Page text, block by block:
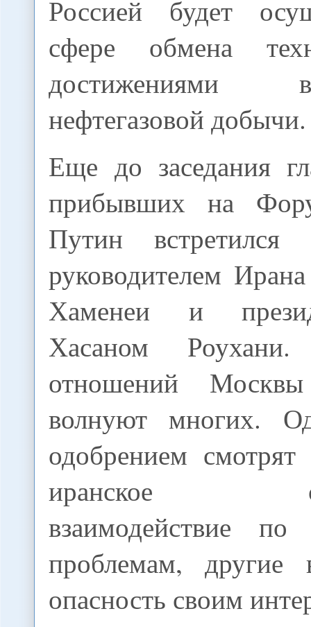
Россией будет
сфере обмена
достижениями
нефтегазовой добычи.
Еще до заседания
прибывших на
Путин
руководителем
Хаменеи и
Хасаном Роухани.
отношений
волнуют многих.
одобрением
иранское
взаимодействие по
проблемам,
опасность своим